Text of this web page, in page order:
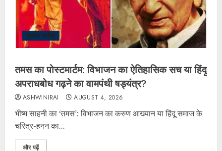
पुस्तक समीक्षा
तमस का पोस्टमार्टम: विभाजन का ऐतिहासिक सच या हिंदू
अपराधबोध गढ़ने का वामपंथी षड्यंत्र?
ASHWINIRAI AUGUST 4, 2026
भीष्म साहनी का ‘तमस’: विभाजन का करुण आख्यान या हिंदू समाज के
चरित्र-हनन का...
और पढ़ें